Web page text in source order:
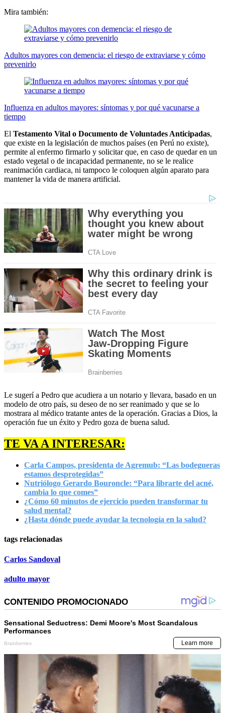
Mira también:
Adultos mayores con demencia: el riesgo de extraviarse y cómo
prevenirlo
Influenza en adultos mayores: síntomas y por qué vacunarse a
tiempo
El Testamento Vital o Documento de Voluntades Anticipadas,
que existe en la legislación de muchos países (en Perú no existe),
permite al enfermo firmarlo y solicitar que, en caso de quedar en un
estado vegetal o de incapacidad permanente, no se le realice
reanimación cardiaca, ni tampoco le coloquen algún aparato para
mantener la vida de manera artificial.
Le sugerí a Pedro que acudiera a un notario y llevara, basado en un
modelo de otro país, su deseo de no ser reanimado y que se lo
mostrara al médico tratante antes de la operación. Gracias a Dios, la
operación fue un éxito y Pedro goza de buena salud.
TE VA A INTERESAR:
Carla Campos, presidenta de Agremub: “Las bodegueras
estamos desprotegidas”
Nutriólogo Gerardo Bouroncle: “Para librarte del acné,
cambia lo que comes”
¿Cómo 60 minutos de ejercicio pueden transformar tu
salud mental?
¿Hasta dónde puede ayudar la tecnología en la salud?
tags relacionadas
Carlos Sandoval
adulto mayor